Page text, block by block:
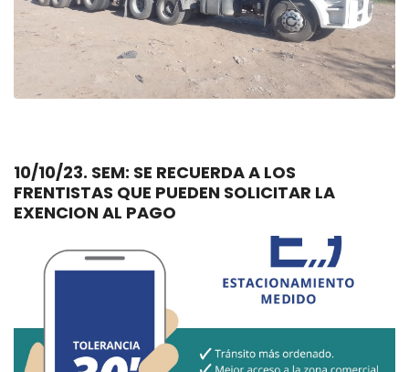
10/10/23. SEM: SE RECUERDA A LOS
FRENTISTAS QUE PUEDEN SOLICITAR LA
EXENCION AL PAGO